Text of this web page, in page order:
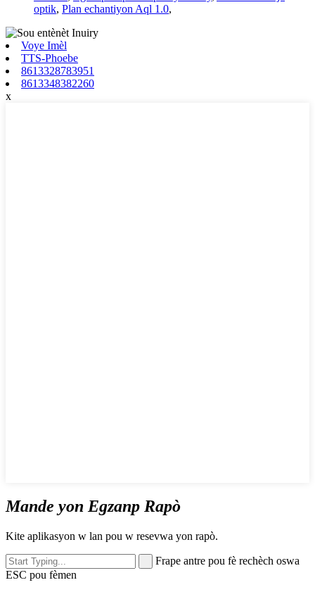
optik, Plan echantiyon Aql 1.0,
Voye Imèl
TTS-Phoebe
8613328783951
8613348382260
x
Mande yon Egzanp Rapò
Kite aplikasyon w lan pou w resevwa yon rapò.
Frape antre pou fè rechèch oswa
ESC pou fèmen